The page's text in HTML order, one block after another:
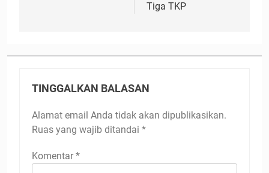
Tiga TKP
TINGGALKAN BALASAN
Alamat email Anda tidak akan dipublikasikan.
Ruas yang wajib ditandai *
Komentar *